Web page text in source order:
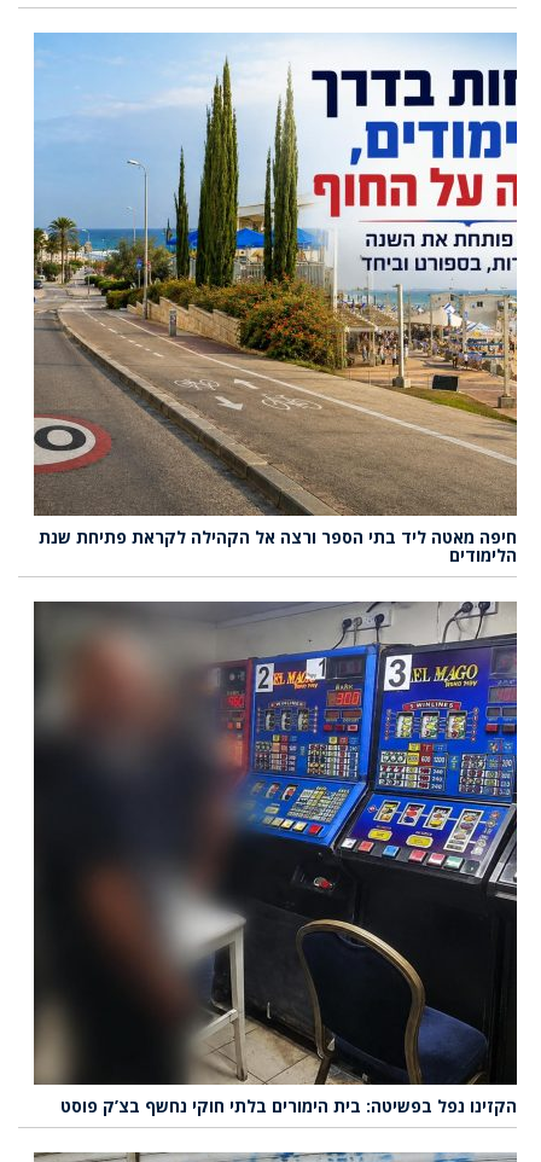
חיפה מאטה ליד בתי הספר ורצה אל הקהילה לקראת פתיחת שנת
הלימודים
הקזינו נפל בפשיטה: בית הימורים בלתי חוקי נחשף בצ’ק פוסט